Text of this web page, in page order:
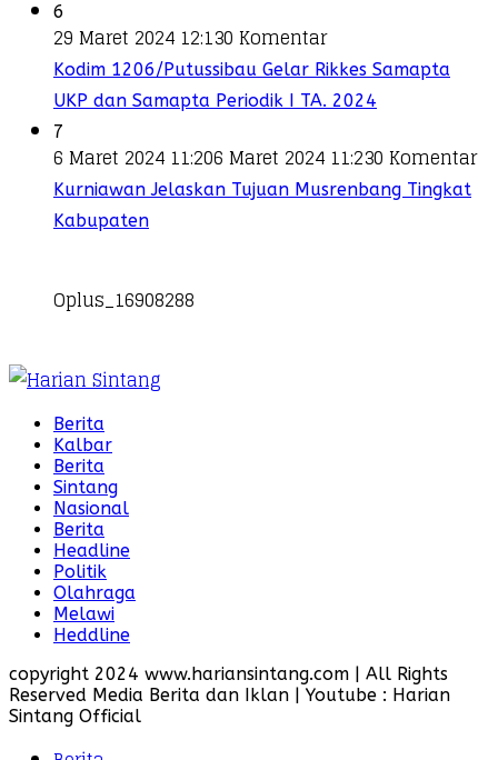
6
29 Maret 2024 12:130 Komentar
Kodim 1206/Putussibau Gelar Rikkes Samapta
UKP dan Samapta Periodik I TA. 2024
7
6 Maret 2024 11:206 Maret 2024 11:230 Komentar
Kurniawan Jelaskan Tujuan Musrenbang Tingkat
Kabupaten
Oplus_16908288
Berita
Kalbar
Berita
Sintang
Nasional
Berita
Headline
Politik
Olahraga
Melawi
Heddline
copyright 2024 www.hariansintang.com | All Rights
Reserved Media Berita dan Iklan | Youtube : Harian
Sintang Official